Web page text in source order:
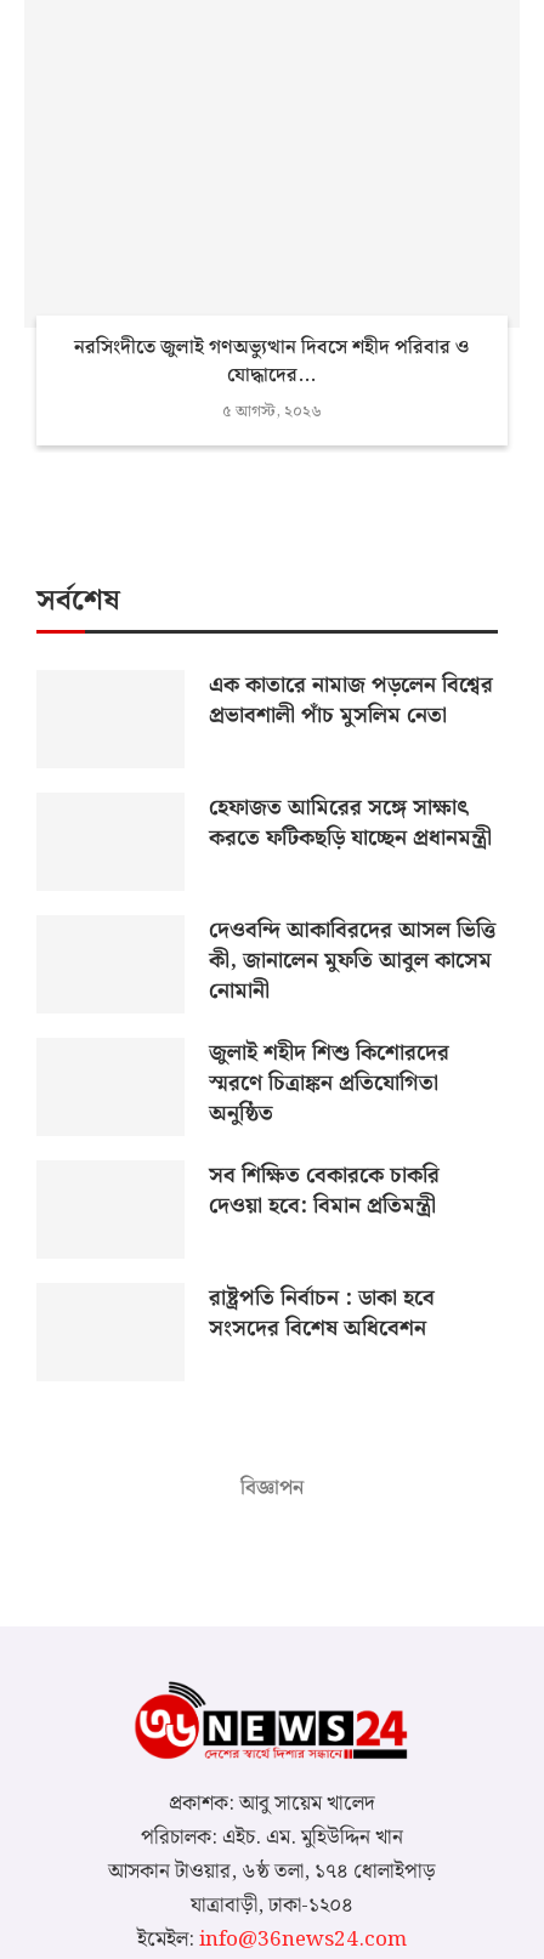
নরসিংদীতে জুলাই গণঅভ্যুত্থান দিবসে শহীদ পরিবার ও
যোদ্ধাদের...
৫ আগস্ট, ২০২৬
সর্বশেষ
এক কাতারে নামাজ পড়লেন বিশ্বের
প্রভাবশালী পাঁচ মুসলিম নেতা
হেফাজত আমিরের সঙ্গে সাক্ষাৎ
করতে ফটিকছড়ি যাচ্ছেন প্রধানমন্ত্রী
দেওবন্দি আকাবিরদের আসল ভিত্তি
কী, জানালেন মুফতি আবুল কাসেম
নোমানী
জুলাই শহীদ শিশু কিশোরদের
স্মরণে চিত্রাঙ্কন প্রতিযোগিতা
অনুষ্ঠিত
সব শিক্ষিত বেকারকে চাকরি
দেওয়া হবে: বিমান প্রতিমন্ত্রী
রাষ্ট্রপতি নির্বাচন : ডাকা হবে
সংসদের বিশেষ অধিবেশন
বিজ্ঞাপন
প্রকাশক: আবু সায়েম খালেদ
পরিচালক: এইচ. এম. মুহিউদ্দিন খান
আসকান টাওয়ার, ৬ষ্ঠ তলা, ১৭৪ ধোলাইপাড়
যাত্রাবাড়ী, ঢাকা-১২০৪
ইমেইল:info@36news24.com